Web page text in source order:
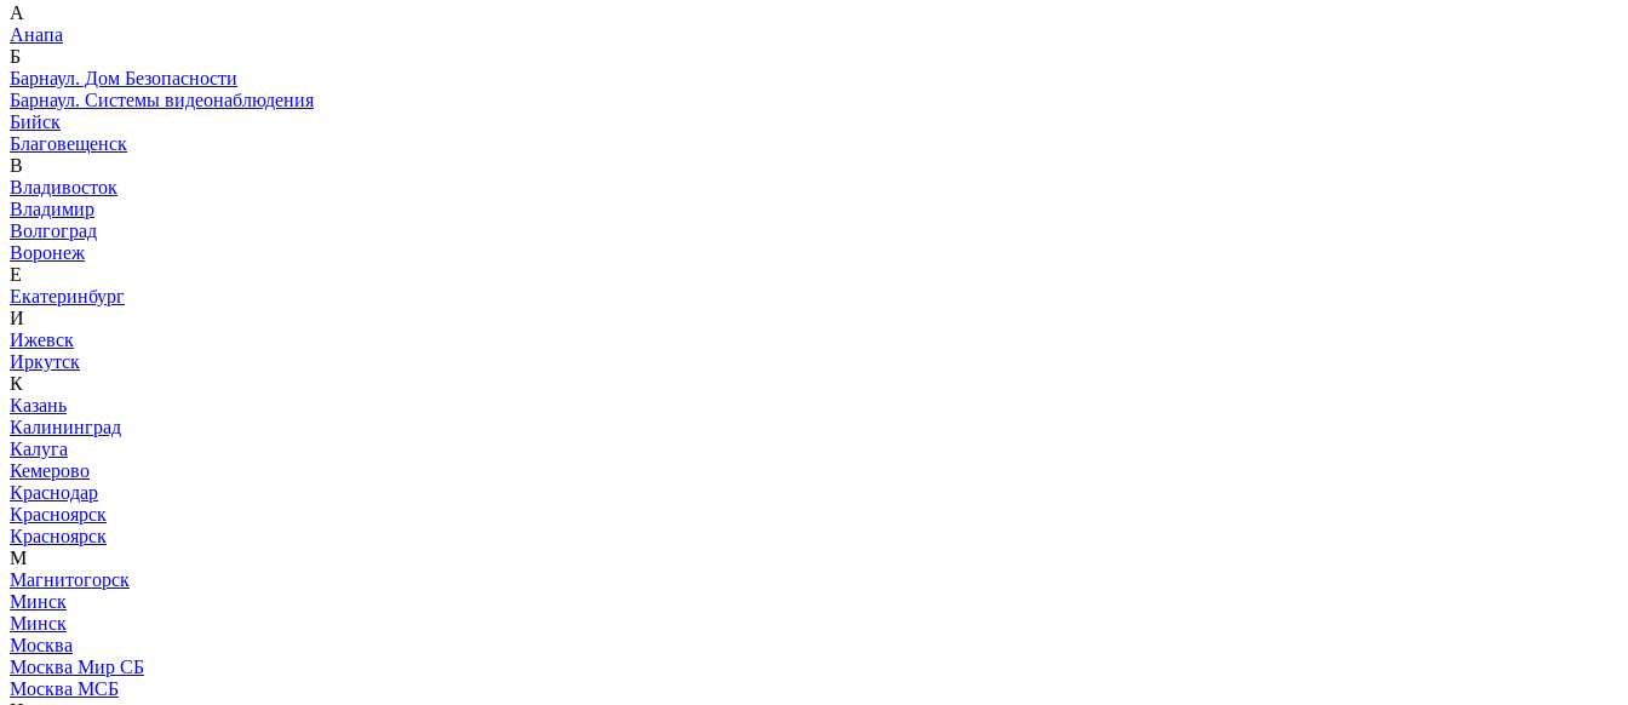
А
Анапа
Б
Барнаул. Дом Безопасности
Барнаул. Системы видеонаблюдения
Бийск
Благовещенск
В
Владивосток
Владимир
Волгоград
Воронеж
Е
Екатеринбург
И
Ижевск
Иркутск
К
Казань
Калининград
Калуга
Кемерово
Краснодар
Красноярск
Красноярск
М
Магнитогорск
Минск
Минск
Москва
Москва Мир СБ
Москва МСБ